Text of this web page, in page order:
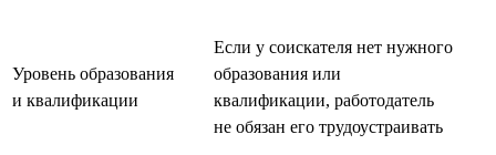
Уровень образования
и квалификации
Если у соискателя нет нужного
образования или
квалификации, работодатель
не обязан его трудоустраивать